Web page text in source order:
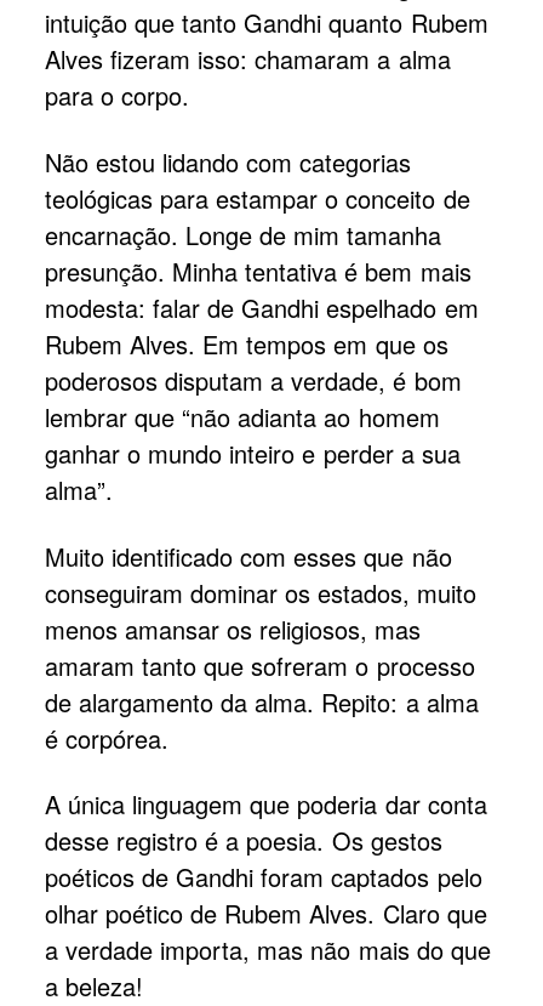
intuição que tanto Gandhi quanto Rubem
Alves fizeram isso: chamaram a alma
para o corpo.
Não estou lidando com categorias
teológicas para estampar o conceito de
encarnação. Longe de mim tamanha
presunção. Minha tentativa é bem mais
modesta: falar de Gandhi espelhado em
Rubem Alves. Em tempos em que os
poderosos disputam a verdade, é bom
lembrar que “não adianta ao homem
ganhar o mundo inteiro e perder a sua
alma”.
Muito identificado com esses que não
conseguiram dominar os estados, muito
menos amansar os religiosos, mas
amaram tanto que sofreram o processo
de alargamento da alma. Repito: a alma
é corpórea.
A única linguagem que poderia dar conta
desse registro é a poesia. Os gestos
poéticos de Gandhi foram captados pelo
olhar poético de Rubem Alves. Claro que
a verdade importa, mas não mais do que
a beleza!